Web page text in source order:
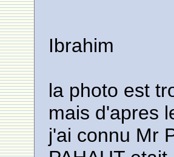
Ibrahim
la photo est
mais d'apres
j'ai connu Mr